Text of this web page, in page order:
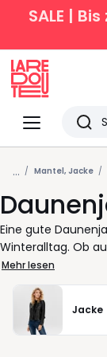
SALE |
Menü
Redoute
... Mantel, Jacke
Eine gute
Winteralltag. Ob
oder im
kombinieren und
wohlfühlen. Ihr
aufzutragen, und
finden Sie
Mehr lesen
Jacke